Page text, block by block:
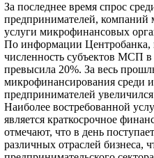
За последнее время спрос
предпринимателей, компаний
услуги микрофинансовых
По информации Центробанка,
численность субъектов МСП в
превысила 20%. За весь
микрофинансирования среди
предпринимателей
Наиболее востребованной
является краткосрочное
отмечают, что в день
различных отраслей бизнеса,